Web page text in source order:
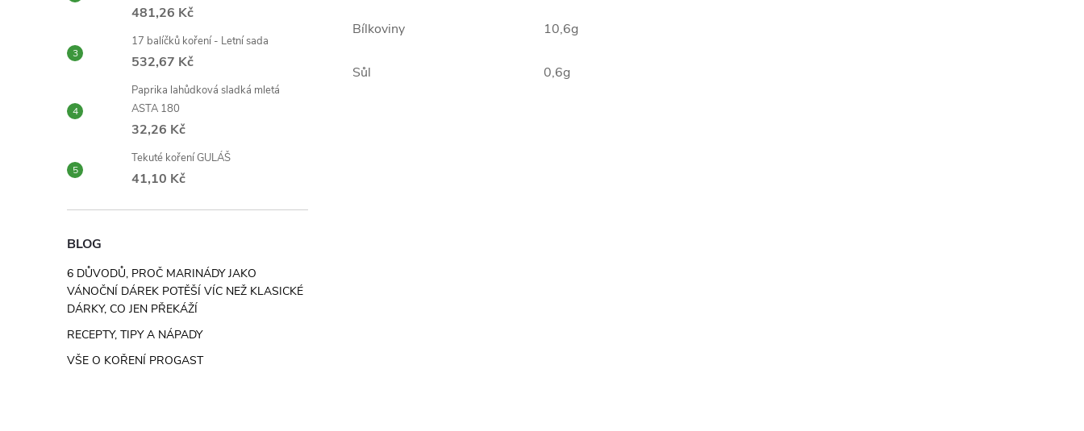
481,26 Kč
17 balíčků koření - Letní sada
532,67 Kč
Paprika lahůdková sladká mletá
ASTA 180
32,26 Kč
Tekuté koření GULÁŠ
41,10 Kč
BLOG
6 DŮVODŮ, PROČ MARINÁDY JAKO
VÁNOČNÍ DÁREK POTĚŠÍ VÍC NEŽ KLASICKÉ
DÁRKY, CO JEN PŘEKÁŽÍ
RECEPTY, TIPY A NÁPADY
VŠE O KOŘENÍ PROGAST
Bílkoviny 10,6g
Sůl 0,6g